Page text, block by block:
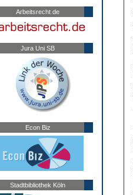
Arbeitsrecht.de
Jura Uni SB
Econ Biz
Stadtbibliothek Köln